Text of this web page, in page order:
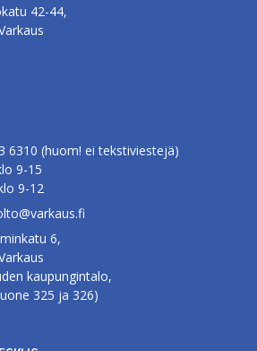
42-44,
6310 (huom! ei tekstiviestejä)
9-15
9-12
6,
kaupungintalo,
325 ja 326)